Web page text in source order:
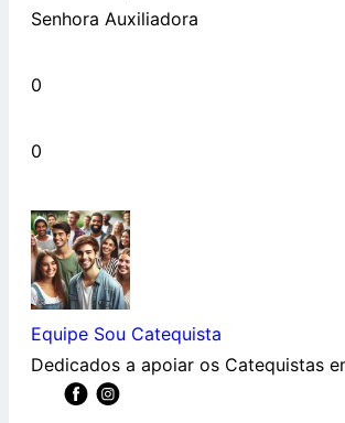
Senhora Auxiliadora
0
0
Equipe Sou Catequista
Dedicados a apoiar os Catequistas